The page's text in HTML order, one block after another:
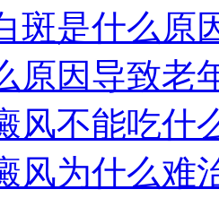
斑是什么原
原因导致老
风不能吃什
风为什么难